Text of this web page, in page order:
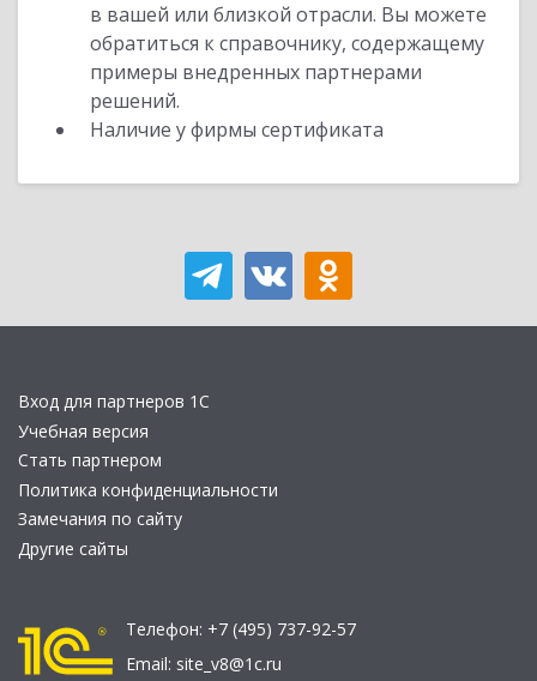
в вашей или близкой отрасли. Вы можете
обратиться к справочнику, содержащему
примеры внедренных партнерами
решений.
Наличие у фирмы сертификата
Вход для партнеров 1С
Учебная версия
Стать партнером
Политика конфиденциальности
Замечания по сайту
Другие сайты
Телефон: +7 (495) 737-92-57
Email: site_v8@1c.ru